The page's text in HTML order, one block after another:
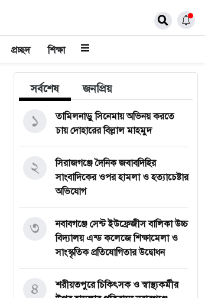
প্রচ্ছদ শিক্ষা
সর্বশেষ জনপ্রিয়
তামিলনাড়ু সিনেমায় অভিনয় করতে
চায় দোহারের বিল্লাল মাহমুদ
১
সিরাজগঞ্জে দৈনিক জবাবদিহির
সাংবাদিকের ওপর হামলা ও হত্যাচেষ্টার
অভিযোগ
২
নবাবগঞ্জে সেন্ট ইউফ্রেজীস বালিকা উচ্চ
বিদ্যালয় এন্ড কলেজে শিক্ষামেলা ও
সাংস্কৃতিক প্রতিযোগিতার উদ্বোধন
৩
শরীয়তপুরে চিকিৎসক ও স্বাস্থ্যকর্মীর
৪